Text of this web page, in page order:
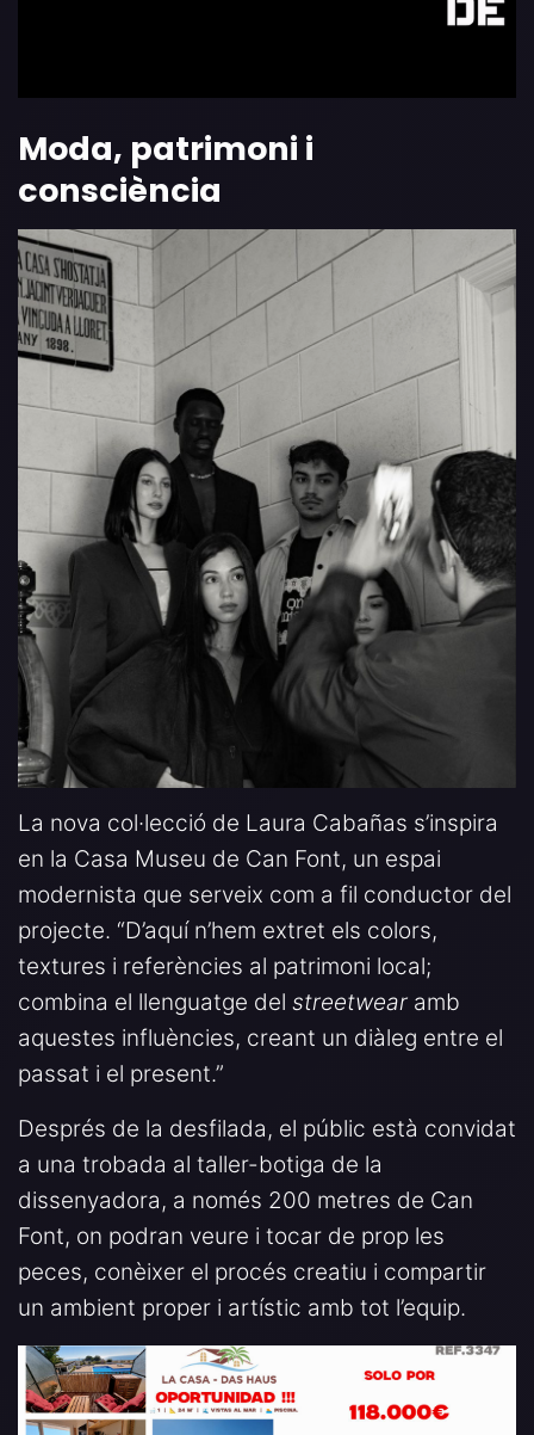
Moda, patrimoni i
consciència
La nova col·lecció de Laura Cabañas s’inspira
en la Casa Museu de Can Font, un espai
modernista que serveix com a fil conductor del
projecte. “D’aquí n’hem extret els colors,
textures i referències al patrimoni local;
combina el llenguatge del streetwear amb
aquestes influències, creant un diàleg entre el
passat i el present.”
Després de la desfilada, el públic està convidat
a una trobada al taller-botiga de la
dissenyadora, a només 200 metres de Can
Font, on podran veure i tocar de prop les
peces, conèixer el procés creatiu i compartir
un ambient proper i artístic amb tot l’equip.